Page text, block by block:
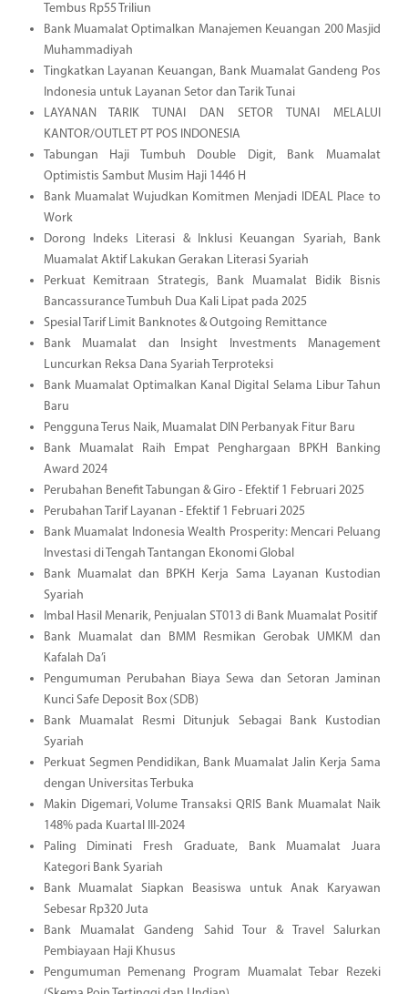
Tembus Rp55 Triliun
Bank Muamalat Optimalkan Manajemen Keuangan 200 Masjid
Muhammadiyah
Tingkatkan Layanan Keuangan, Bank Muamalat Gandeng Pos
Indonesia untuk Layanan Setor dan Tarik Tunai
LAYANAN TARIK TUNAI DAN SETOR TUNAI MELALUI
KANTOR/OUTLET PT POS INDONESIA
Tabungan Haji Tumbuh Double Digit, Bank Muamalat
Optimistis Sambut Musim Haji 1446 H
Bank Muamalat Wujudkan Komitmen Menjadi IDEAL Place to
Work
Dorong Indeks Literasi & Inklusi Keuangan Syariah, Bank
Muamalat Aktif Lakukan Gerakan Literasi Syariah
Perkuat Kemitraan Strategis, Bank Muamalat Bidik Bisnis
Bancassurance Tumbuh Dua Kali Lipat pada 2025
Spesial Tarif Limit Banknotes & Outgoing Remittance
Bank Muamalat dan Insight Investments Management
Luncurkan Reksa Dana Syariah Terproteksi
Bank Muamalat Optimalkan Kanal Digital Selama Libur Tahun
Baru
Pengguna Terus Naik, Muamalat DIN Perbanyak Fitur Baru
Bank Muamalat Raih Empat Penghargaan BPKH Banking
Award 2024
Perubahan Benefit Tabungan & Giro - Efektif 1 Februari 2025
Perubahan Tarif Layanan - Efektif 1 Februari 2025
Bank Muamalat Indonesia Wealth Prosperity: Mencari Peluang
Investasi di Tengah Tantangan Ekonomi Global
Bank Muamalat dan BPKH Kerja Sama Layanan Kustodian
Syariah
Imbal Hasil Menarik, Penjualan ST013 di Bank Muamalat Positif
Bank Muamalat dan BMM Resmikan Gerobak UMKM dan
Kafalah Da’i
Pengumuman Perubahan Biaya Sewa dan Setoran Jaminan
Kunci Safe Deposit Box (SDB)
Bank Muamalat Resmi Ditunjuk Sebagai Bank Kustodian
Syariah
Perkuat Segmen Pendidikan, Bank Muamalat Jalin Kerja Sama
dengan Universitas Terbuka
Makin Digemari, Volume Transaksi QRIS Bank Muamalat Naik
148% pada Kuartal III-2024
Paling Diminati Fresh Graduate, Bank Muamalat Juara
Kategori Bank Syariah
Bank Muamalat Siapkan Beasiswa untuk Anak Karyawan
Sebesar Rp320 Juta
Bank Muamalat Gandeng Sahid Tour & Travel Salurkan
Pembiayaan Haji Khusus
Pengumuman Pemenang Program Muamalat Tebar Rezeki